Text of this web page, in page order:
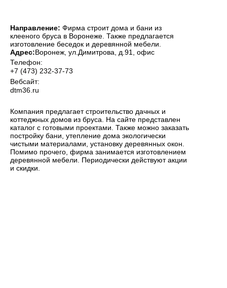
Направление: Фирма строит дома и бани из
клееного бруса в Воронеже. Также предлагается
изготовление беседок и деревянной мебели.
Адрес:Воронеж , ул.Димитрова, д.91, офис
Телефон:
+7 (473) 232-37-73
Вебсайт:
dtm36.ru
Компания предлагает строительство дачных и
коттеджных домов из бруса. На сайте представлен
каталог с готовыми проектами. Также можно заказать
постройку бани, утепление дома экологически
чистыми материалами, установку деревянных окон.
Помимо прочего, фирма занимается изготовлением
деревянной мебели. Периодически действуют акции
и скидки.